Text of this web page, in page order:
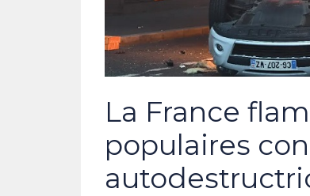
La France
populaires